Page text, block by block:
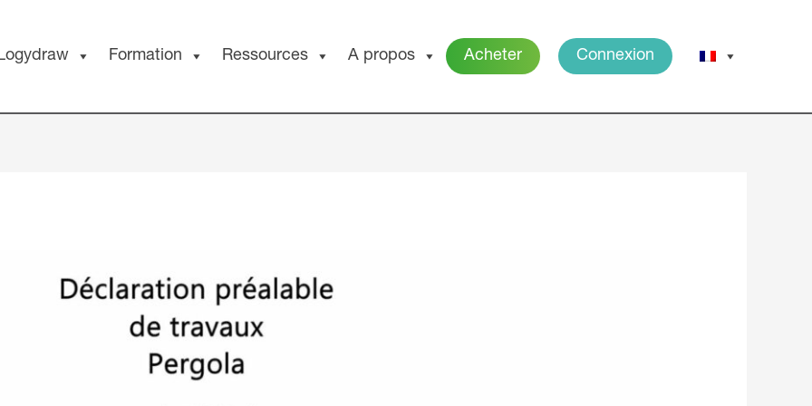
Formation Ressources A propos Acheter Connexion